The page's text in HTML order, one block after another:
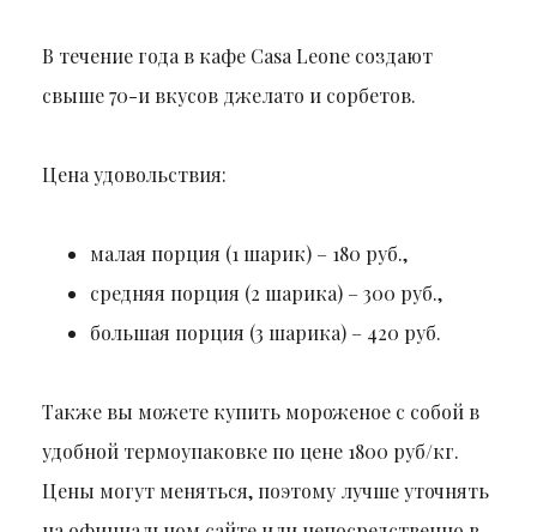
В течение года в кафе Casa Leone создают
свыше 70-и вкусов джелато и сорбетов.
Цена удовольствия:
малая порция (1 шарик) – 180 руб.,
средняя порция (2 шарика) – 300 руб.,
большая порция (3 шарика) – 420 руб.
Также вы можете купить мороженое с собой в
удобной термоупаковке по цене 1800 руб/кг.
Цены могут меняться, поэтому лучше уточнять